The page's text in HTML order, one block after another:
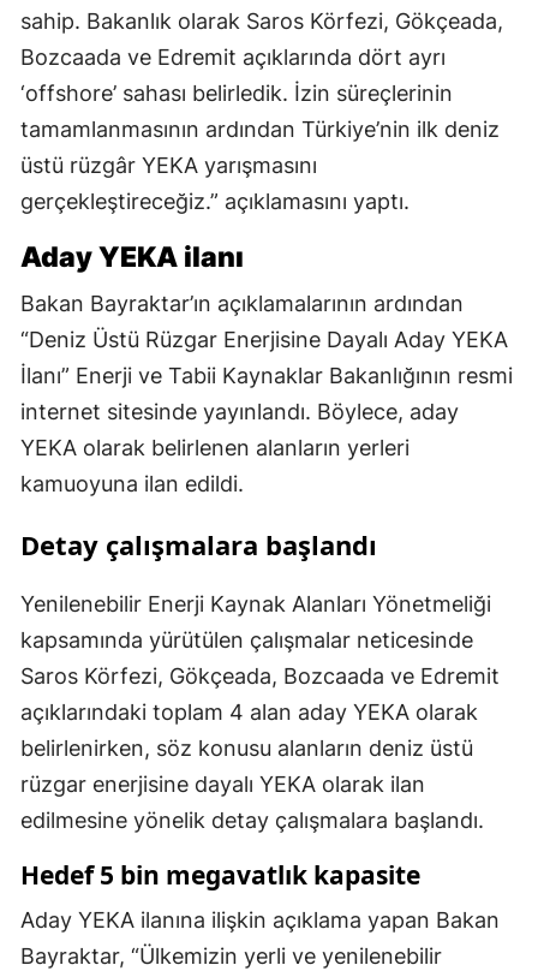
sahip. Bakanlık olarak Saros Körfezi, Gökçeada,
Bozcaada ve Edremit açıklarında dört ayrı
‘offshore’ sahası belirledik. İzin süreçlerinin
tamamlanmasının ardından Türkiye’nin ilk deniz
üstü rüzgâr YEKA yarışmasını
gerçekleştireceğiz.” açıklamasını yaptı.
Aday YEKA ilanı
Bakan Bayraktar’ın açıklamalarının ardından
“Deniz Üstü Rüzgar Enerjisine Dayalı Aday YEKA
İlanı” Enerji ve Tabii Kaynaklar Bakanlığının resmi
internet sitesinde yayınlandı. Böylece, aday
YEKA olarak belirlenen alanların yerleri
kamuoyuna ilan edildi.
Detay çalışmalara başlandı
Yenilenebilir Enerji Kaynak Alanları Yönetmeliği
kapsamında yürütülen çalışmalar neticesinde
Saros Körfezi, Gökçeada, Bozcaada ve Edremit
açıklarındaki toplam 4 alan aday YEKA olarak
belirlenirken, söz konusu alanların deniz üstü
rüzgar enerjisine dayalı YEKA olarak ilan
edilmesine yönelik detay çalışmalara başlandı.
Hedef 5 bin megavatlık kapasite
Aday YEKA ilanına ilişkin açıklama yapan Bakan
Bayraktar, “Ülkemizin yerli ve yenilenebilir